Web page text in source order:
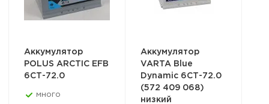
Аккумулятор
POLUS ARCTIC EFB
6СТ-72.0
много
Аккумулятор
VARTA Blue
Dynamic 6СТ-72.0
(572 409 068)
низкий